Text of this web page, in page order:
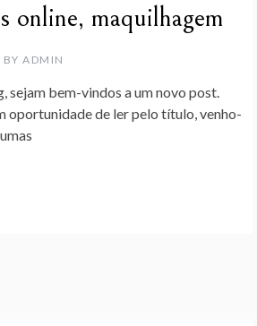
online, maquilhagem
BY ADMIN
sejam bem-vindos a um novo post.
oportunidade de ler pelo título, venho-